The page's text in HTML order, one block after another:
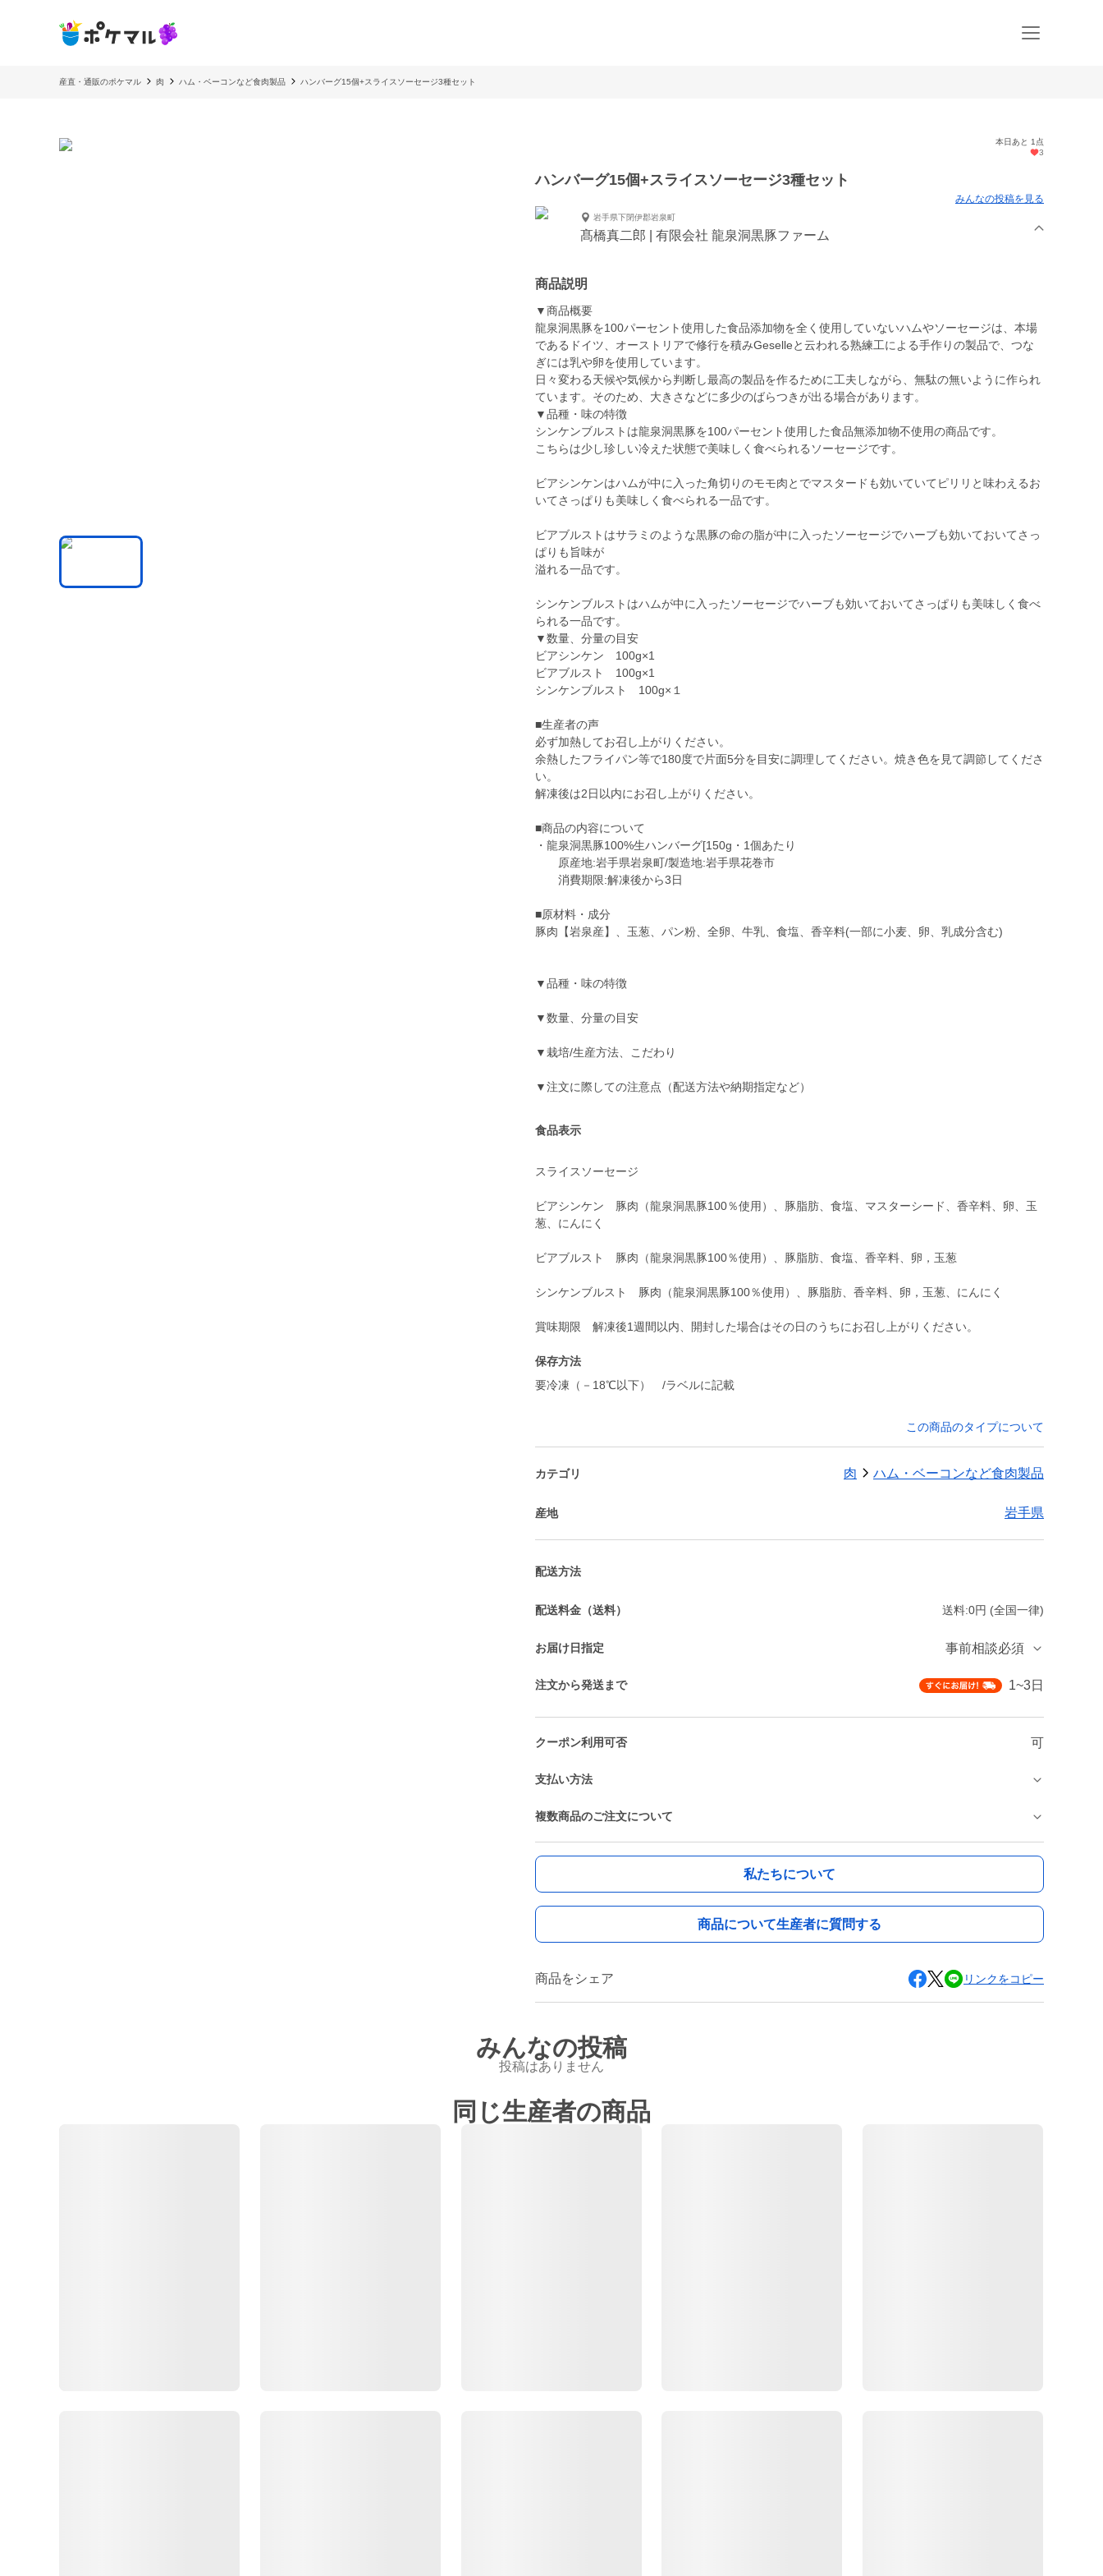
産直・通販のポケマル 肉 ハム・ベーコンなど食肉製品 ハンバーグ15個+スライスソーセージ3種セット
本日あと 1点
3
ハンバーグ15個+スライスソーセージ3種セット
みんなの投稿を見る
岩手県下閉伊郡岩泉町
髙橋真二郎 | 有限会社 龍泉洞黒豚ファーム
商品説明
▼商品概要
龍泉洞黒豚を100パーセント使用した食品添加物を全く使用していないハムやソーセージは、本場
であるドイツ、オーストリアで修行を積みGeselleと云われる熟練工による手作りの製品で、つな
ぎには乳や卵を使用しています。
日々変わる天候や気候から判断し最高の製品を作るために工夫しながら、無駄の無いように作られ
ています。そのため、大きさなどに多少のばらつきが出る場合があります。
▼品種・味の特徴
シンケンブルストは龍泉洞黒豚を100パーセント使用した食品無添加物不使用の商品です。
こちらは少し珍しい冷えた状態で美味しく食べられるソーセージです。
ビアシンケンはハムが中に入った角切りのモモ肉とでマスタードも効いていてピリリと味わえるお
いてさっぱりも美味しく食べられる一品です。
ビアブルストはサラミのような黒豚の命の脂が中に入ったソーセージでハーブも効いておいてさっ
ぱりも旨味が
溢れる一品です。
シンケンブルストはハムが中に入ったソーセージでハーブも効いておいてさっぱりも美味しく食べ
られる一品です。
▼数量、分量の目安
ビアシンケン 100g×1
ビアブルスト 100g×1
シンケンブルスト 100g×１
■生産者の声
必ず加熱してお召し上がりください。
余熱したフライパン等で180度で片面5分を目安に調理してください。焼き色を見て調節してくださ
い。
解凍後は2日以内にお召し上がりください。
■商品の内容について
・龍泉洞黒豚100%生ハンバーグ[150g・1個あたり
原産地:岩手県岩泉町/製造地:岩手県花巻市
消費期限:解凍後から3日
■原材料・成分
豚肉【岩泉産】、玉葱、パン粉、全卵、牛乳、食塩、香辛料(一部に小麦、卵、乳成分含む)
▼品種・味の特徴
▼数量、分量の目安
▼栽培/生産方法、こだわり
▼注文に際しての注意点（配送方法や納期指定など）
食品表示
スライスソーセージ
ビアシンケン 豚肉（龍泉洞黒豚100％使用）、豚脂肪、食塩、マスターシード、香辛料、卵、玉
葱、にんにく
ビアブルスト 豚肉（龍泉洞黒豚100％使用）、豚脂肪、食塩、香辛料、卵，玉葱
シンケンブルスト 豚肉（龍泉洞黒豚100％使用）、豚脂肪、香辛料、卵，玉葱、にんにく
賞味期限 解凍後1週間以内、開封した場合はその日のうちにお召し上がりください。
保存方法
要冷凍（－18℃以下） /ラベルに記載
この商品のタイプについて
カテゴリ 肉 ハム・ベーコンなど食肉製品
産地 岩手県
配送方法
配送料金（送料） 送料:0円 (全国一律)
お届け日指定 事前相談必須
注文から発送まで 1~3日
クーポン利用可否 可
支払い方法
複数商品のご注文について
私たちについて
商品について生産者に質問する
商品をシェア リンクをコピー
みんなの投稿
投稿はありません
同じ生産者の商品